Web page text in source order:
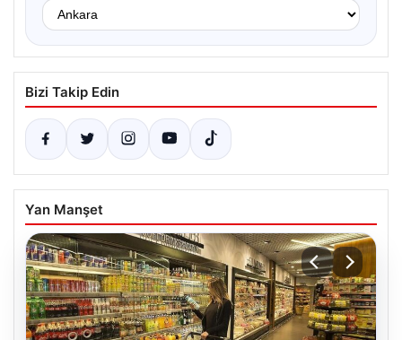
Bizi Takip Edin
Yan Manşet